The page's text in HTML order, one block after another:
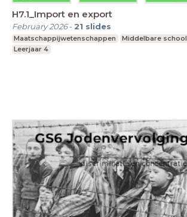
H7.1_Import en export
February 2026- 21 slides
Maatschappijwetenschappen Middelbare school
Leerjaar 4